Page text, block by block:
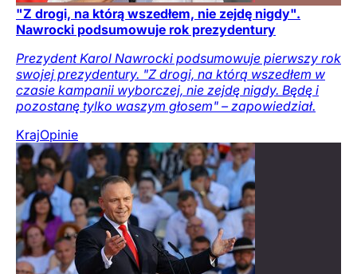
"Z drogi, na którą wszedłem, nie zejdę nigdy".
Nawrocki podsumowuje rok prezydentury
Prezydent Karol Nawrocki podsumowuje pierwszy rok
swojej prezydentury. "Z drogi, na którą wszedłem w
czasie kampanii wyborczej, nie zejdę nigdy. Będę i
pozostanę tylko waszym głosem" – zapowiedział.
KrajOpinie